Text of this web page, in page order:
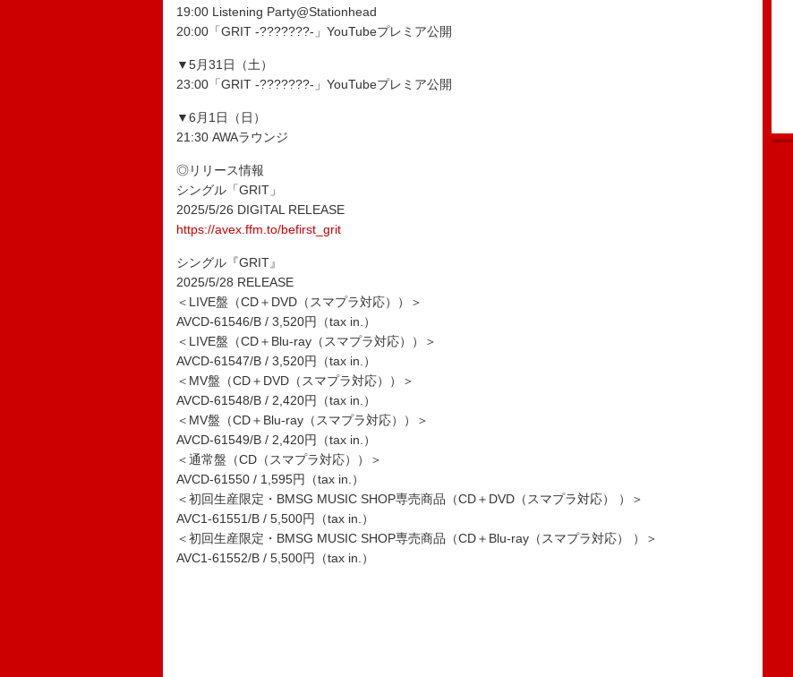
19:00 Listening Party@Stationhead
20:00「GRIT -???????-」YouTubeプレミア公開
▼5月31日（土）
23:00「GRIT -???????-」YouTubeプレミア公開
▼6月1日（日）
21:30 AWAラウンジ
◎リリース情報
シングル「GRIT」
2025/5/26 DIGITAL RELEASE
https://avex.ffm.to/befirst_grit
シングル『GRIT』
2025/5/28 RELEASE
＜LIVE盤（CD＋DVD（スマプラ対応））＞
AVCD-61546/B / 3,520円（tax in.）
＜LIVE盤（CD＋Blu-ray（スマプラ対応））＞
AVCD-61547/B / 3,520円（tax in.）
＜MV盤（CD＋DVD（スマプラ対応））＞
AVCD-61548/B / 2,420円（tax in.）
＜MV盤（CD＋Blu-ray（スマプラ対応））＞
AVCD-61549/B / 2,420円（tax in.）
＜通常盤（CD（スマプラ対応））＞
AVCD-61550 / 1,595円（tax in.）
＜初回生産限定・BMSG MUSIC SHOP専売商品（CD＋DVD（スマプラ対応） ）＞
AVC1-61551/B / 5,500円（tax in.）
＜初回生産限定・BMSG MUSIC SHOP専売商品（CD＋Blu-ray（スマプラ対応） ）＞
AVC1-61552/B / 5,500円（tax in.）